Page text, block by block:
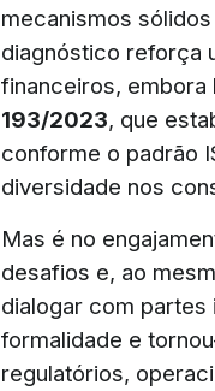
mecanismos
diagnóstico reforça
financeiros, embora
193/2023, que
conforme o padrão
diversidade nos
Mas é no
desafios e, ao
dialogar com
formalidade e
regulatórios,